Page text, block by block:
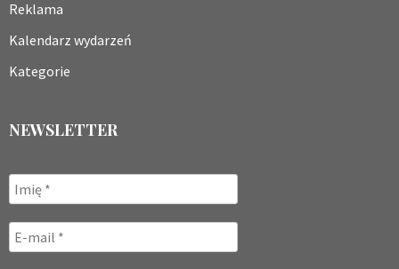
Reklama
Kalendarz wydarzeń
Kategorie
NEWSLETTER